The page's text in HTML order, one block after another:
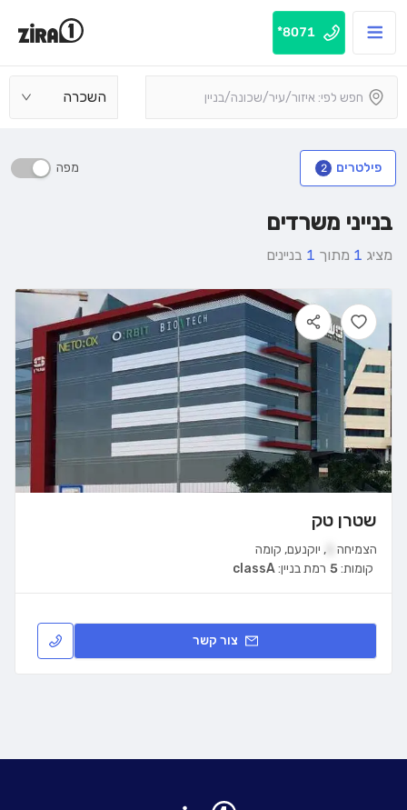
8071*
השכרה
פילטרים 2 מפה
בנייני משרדים
מציג 1 מתוך 1 בניינים
שטרן טק
הצמיחה , יוקנעם, קומה
רמת בניין:classA קומות:5
צור קשר